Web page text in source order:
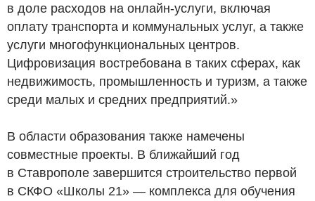
в доле расходов на онлайн-услуги, включая
оплату транспорта и коммунальных услуг, а также
услуги многофункциональных центров.
Цифровизация востребована в таких сферах, как
недвижимость, промышленность и туризм, а также
среди малых и средних предприятий.»
В области образования также намечены
совместные проекты. В ближайший год
в Ставрополе завершится строительство первой
в СКФО «Школы 21» — комплекса для обучения